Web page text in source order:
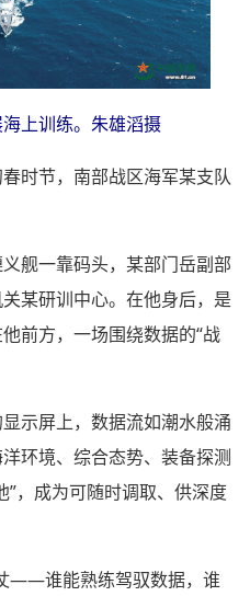
上训练。朱雄滔摄
时节，南部战区海军某支队
舰一靠码头，某部门岳副部
某研训中心。在他身后，是
前方，一场围绕数据的“战
示屏上，数据流如潮水般涌
环境、综合态势、装备探测
”，成为可随时调取、供深度
——谁能熟练驾驭数据，谁